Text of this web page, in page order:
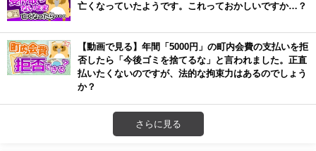
亡くなっていたようです。これっておかしいですか…？
【動画で見る】年間「5000円」の町内会費の支払いを拒
否したら「今後ゴミを捨てるな」と言われました。正直
払いたくないのですが、法的な拘束力はあるのでしょう
か？
さらに見る